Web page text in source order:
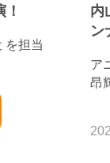
を担当
内
ン
ア
昂